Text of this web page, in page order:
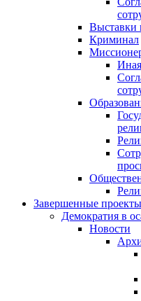
Выставки
Криминал
Завершенные проекты
Демократия в
Новости